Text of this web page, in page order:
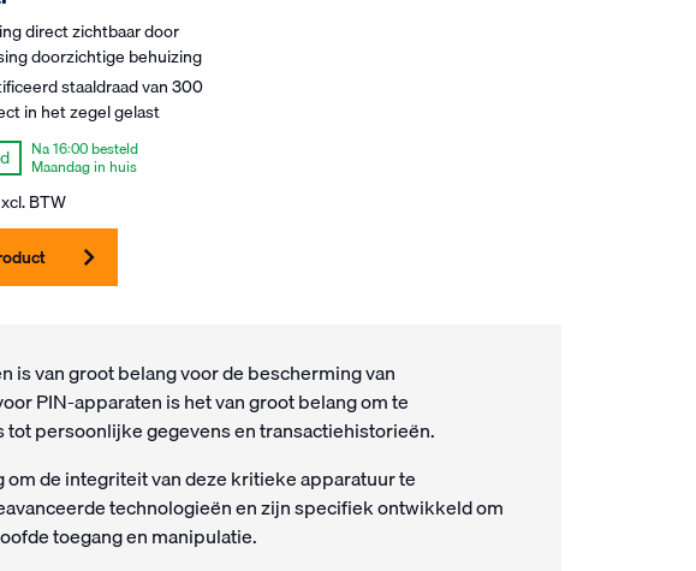
direct zichtbaar door
doorzichtige behuizing
staaldraad van 300
in het zegel gelast
Na 16:00 besteld
Maandag in huis
BTW
is van groot belang voor de bescherming van
PIN-apparaten is het van groot belang om te
persoonlijke gegevens en transactiehistorieën.
de integriteit van deze kritieke apparatuur te
technologieën en zijn specifiek ontwikkeld om
toegang en manipulatie.